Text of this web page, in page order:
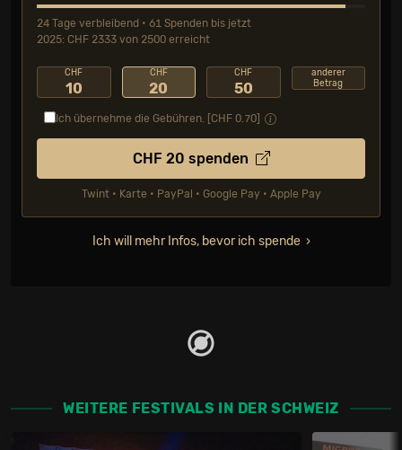
24 Tage verbleibend • 61 Spenden bis jetzt
2025: CHF 2333 von 2500 erreicht
CHF
10
CHF
20
CHF
50
anderer
Betrag
Ich übernehme die Gebühren. [CHF 0.70]
CHF 20 spenden
Twint • Karte • PayPal • Google Pay • Apple Pay
Ich will mehr Infos, bevor ich spende
WEITERE FESTIVALS IN DER SCHWEIZ